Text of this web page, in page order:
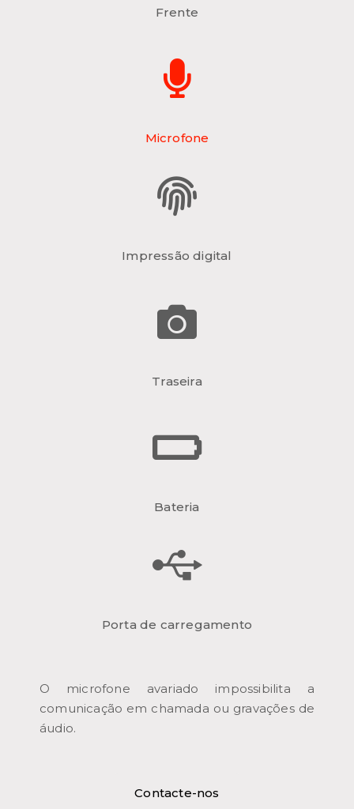
Frente
Microfone
Impressão digital
Traseira
Bateria
Porta de carregamento
O microfone avariado impossibilita a
comunicação em chamada ou gravações de
áudio.
Contacte-nos